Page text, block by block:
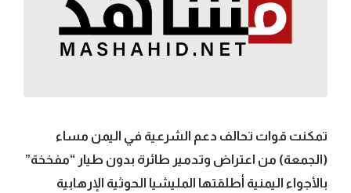
تمكنت قوات تحالف دعم الشرعية في اليمن مساء
(الجمعة) من اعتراض وتدمير طائرة بدون طيار “مفخخة”
بالأجواء اليمنية أطلقتها المليشيا الحوثية الإرهابية